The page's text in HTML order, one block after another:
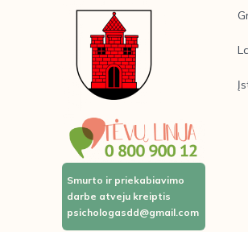
Smurto ir priekabiavimo
darbe atveju kreiptis
psichologasdd@gmail.com